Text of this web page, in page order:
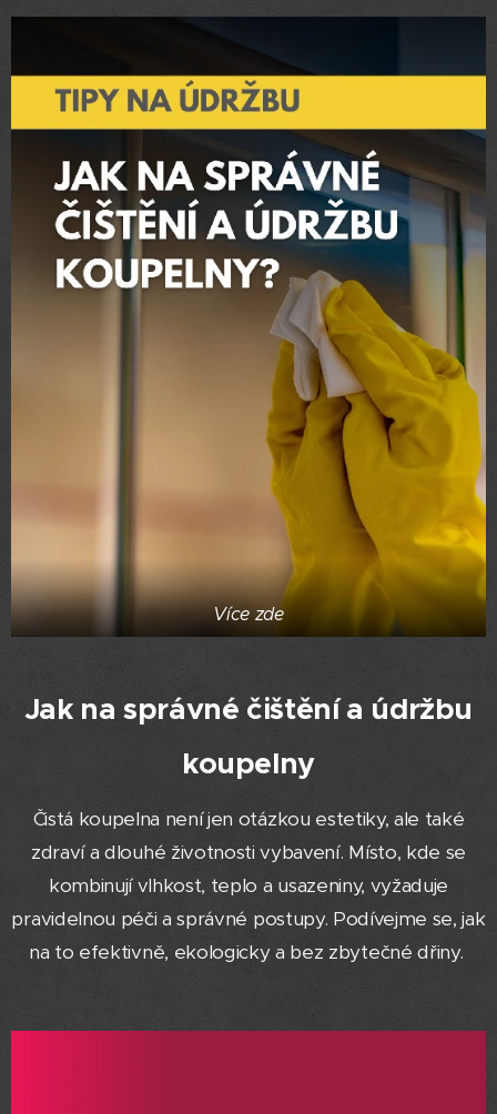
Více zde
Jak na správné čištění a údržbu
koupelny
Čistá koupelna není jen otázkou estetiky, ale také
zdraví a dlouhé životnosti vybavení. Místo, kde se
kombinují vlhkost, teplo a usazeniny, vyžaduje
pravidelnou péči a správné postupy. Podívejme se, jak
na to efektivně, ekologicky a bez zbytečné dřiny.